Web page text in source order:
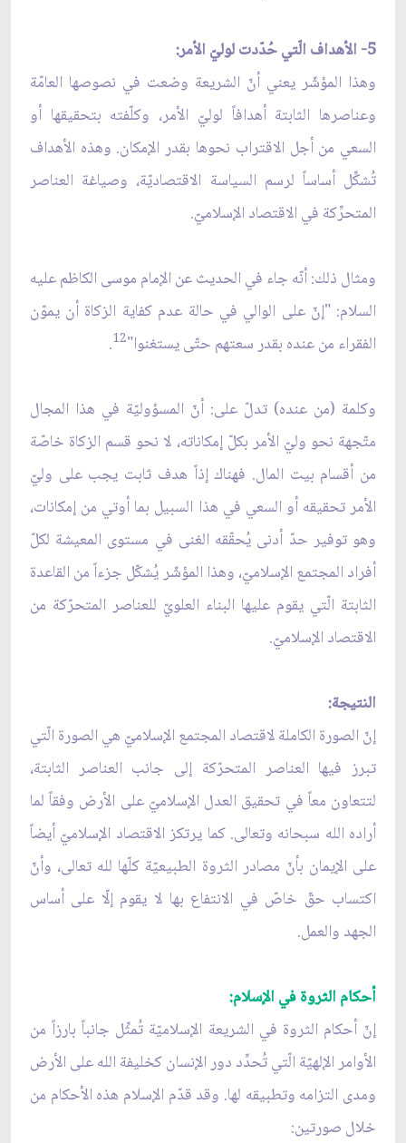
5- الأهداف الّتي حُدّدت لوليّ الأمر:
وهذا المؤشّر يعني أنّ الشريعة وضعت في نصوصها العامّة
وعناصرها الثابتة أهدافاً لوليّ الأمر، وكلّفته بتحقيقها أو
السعي من أجل الاقتراب نحوها بقدر الإمكان. وهذه الأهداف
تُشكِّل أساساً لرسم السياسة الاقتصاديّة، وصياغة العناصر
المتحرِّكة في الاقتصاد الإسلاميّ.
ومثال ذلك: أنّه جاء في الحديث عن الإمام موسى الكاظم عليه
السلام: "إنّ على الوالي في حالة عدم كفاية الزكاة أن يموّن
الفقراء من عنده بقدر سعتهم حتّى يستغنوا"12
.
وكلمة (من عنده) تدلّ على: أنّ المسؤوليّة في هذا المجال
متّجهة نحو وليّ الأمر بكلّ إمكاناته، لا نحو قسم الزكاة خاصّة
من أقسام بيت المال. فهناك إذاً هدف ثابت يجب على وليّ
الأمر تحقيقه أو السعي في هذا السبيل بما أوتي من إمكانات،
وهو توفير حدّ أدنى يُحقّقه الغنى في مستوى المعيشة لكلّ
أفراد المجتمع الإسلاميّ، وهذا المؤشّر يُشكّل جزءاً من القاعدة
الثابتة الّتي يقوم عليها البناء العلويّ للعناصر المتحرّكة من
الاقتصاد الإسلاميّ.
النتيجة:
إنّ الصورة الكاملة لاقتصاد المجتمع الإسلاميّ هي الصورة الّتي
تبرز فيها العناصر المتحرّكة إلى جانب العناصر الثابتة،
لتتعاون معاً في تحقيق العدل الإسلاميّ على الأرض وفقاً لما
أراده الله سبحانه وتعالى. كما يرتكز الاقتصاد الإسلاميّ أيضاً
على الإيمان بأنّ مصادر الثروة الطبيعيّة كلّها لله تعالى، وأنّ
اكتساب حقّ خاصّ في الانتفاع بها لا يقوم إلّا على أساس
الجهد والعمل.
أحكام الثروة في الإسلام:
إنّ أحكام الثروة في الشريعة الإسلاميّة تُمثِّل جانباً بارزاً من
الأوامر الإلهيّة الّتي تُحدِّد دور الإنسان كخليفة الله على الأرض
ومدى التزامه وتطبيقه لها. وقد قدّم الإسلام هذه الأحكام من
خلال صورتين: